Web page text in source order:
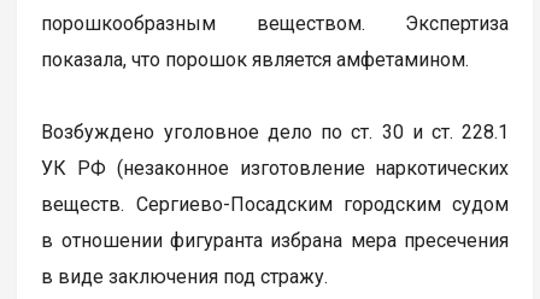
порошкообразным веществом. Экспертиза
показала, что порошок является амфетамином.
Возбуждено уголовное дело по ст. 30 и ст. 228.1
УК РФ (незаконное изготовление наркотических
веществ. Сергиево-Посадским городским судом
в отношении фигуранта избрана мера пресечения
в виде заключения под стражу.